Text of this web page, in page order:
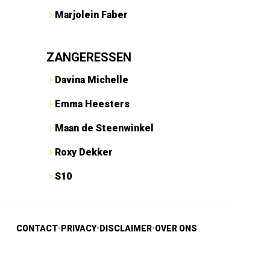
Marjolein Faber
ZANGERESSEN
Davina Michelle
Emma Heesters
Maan de Steenwinkel
Roxy Dekker
S10
CONTACT• PRIVACY• DISCLAIMER•OVER ONS